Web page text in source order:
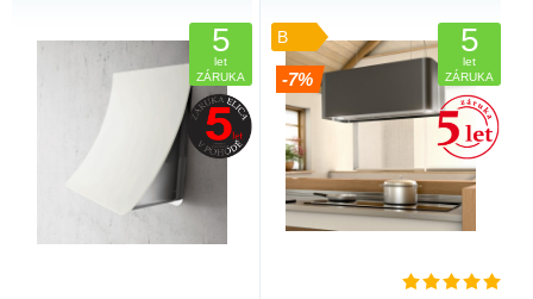
5
let
ZÁRUKA
B
-7%
5
let
ZÁRUKA